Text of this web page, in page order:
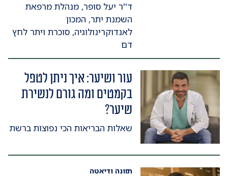
ד''ר יעל סופר, מנהלת מרפאת
השמנת יתר, המכון
לאנדוקרינולוגיה, סוכרת ויתר לחץ
דם
עור ושיער: איך ניתן לטפל
בקמטים ומה גורם לנשירת
שיער?
שאלות הבריאות הכי נפוצות ברשת
תזונה ודיאטה